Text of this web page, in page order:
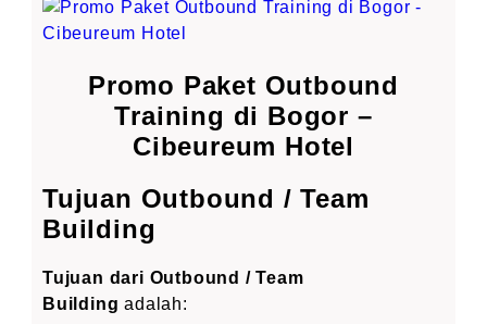
Promo Paket Outbound
Training di Bogor –
Cibeureum Hotel
Tujuan Outbound / Team
Building
Tujuan dari Outbound / Team
Building adalah: